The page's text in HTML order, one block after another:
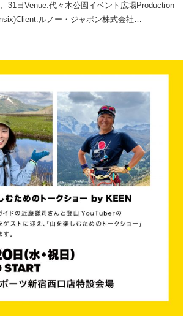
31日Venue:代々木公園イベント広場Production
ルノー・ジャポン株式会社…